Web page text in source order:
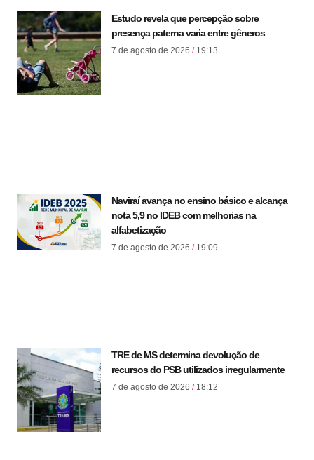
Estudo revela que percepção sobre
presença paterna varia entre gêneros
7 de agosto de 2026 19:13
Naviraí avança no ensino básico e alcança
nota 5,9 no IDEB com melhorias na
alfabetização
7 de agosto de 2026 19:09
TRE de MS determina devolução de
recursos do PSB utilizados irregularmente
7 de agosto de 2026 18:12